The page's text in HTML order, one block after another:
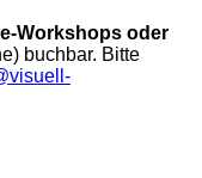
Workshops oder
buchbar. Bitte